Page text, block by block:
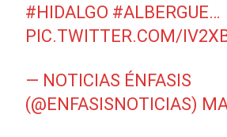
#HIDALGO #ALBERGUE…
PIC.TWITTER.COM/
— NOTICIAS ÉNFASIS
(@ENFASISNOTICIAS)